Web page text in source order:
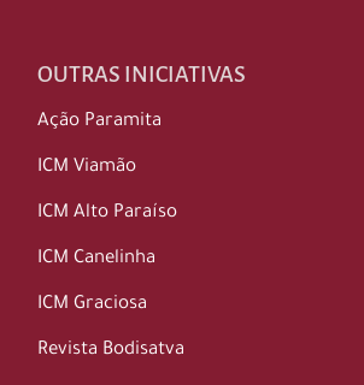
OUTRAS INICIATIVAS
Ação Paramita
ICM Viamão
ICM Alto Paraíso
ICM Canelinha
ICM Graciosa
Revista Bodisatva